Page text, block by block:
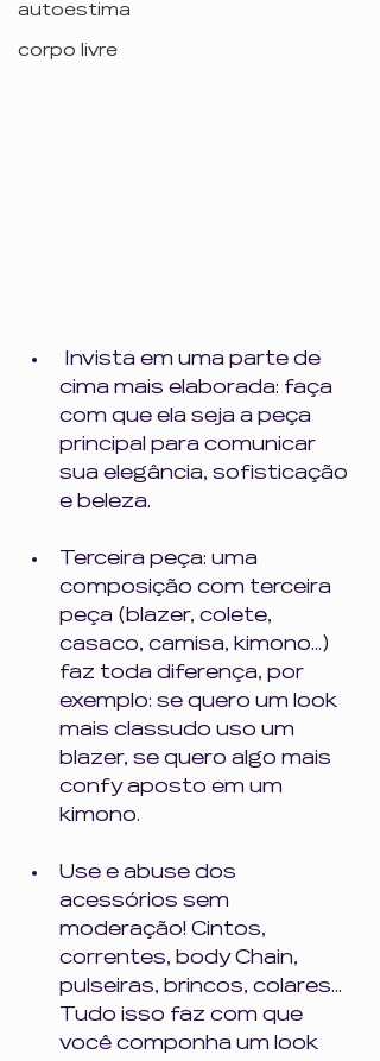
autoestima
corpo livre
cima mais elaborada: faça
com que ela seja a peça
principal para comunicar
sua elegância, sofisticação
e beleza.
Terceira peça: uma
composição com terceira
peça (blazer, colete,
casaco, camisa, kimono...)
faz toda diferença, por
exemplo: se quero um look
mais classudo uso um
blazer, se quero algo mais
confy aposto em um
kimono.
Use e abuse dos
acessórios sem
moderação! Cintos,
correntes, body Chain,
pulseiras, brincos, colares...
Tudo isso faz com que
você componha um look